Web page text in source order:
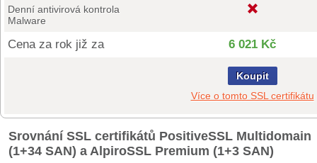
Denní antivirová kontrola
Malware
Cena za rok již za 6 021 Kč
Koupit
Více o tomto SSL certifikátu
Srovnání SSL certifikátů PositiveSSL Multidomain
(1+34 SAN) a AlpiroSSL Premium (1+3 SAN)